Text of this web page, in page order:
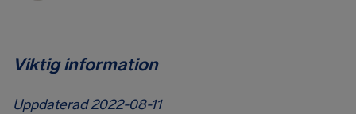
Viktig information
Uppdaterad 2022-08-11